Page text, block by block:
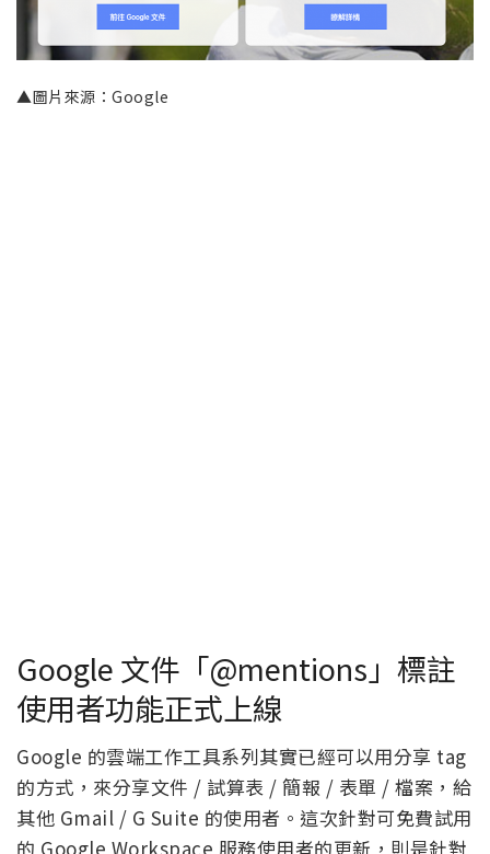
▲圖片來源：Google
Google 文件「@mentions」標註
使用者功能正式上線
Google 的雲端工作工具系列其實已經可以用分享 tag
的方式，來分享文件 / 試算表 / 簡報 / 表單 / 檔案，給
其他 Gmail / G Suite 的使用者。這次針對可免費試用
的 Google Workspace 服務使用者的更新，則是針對